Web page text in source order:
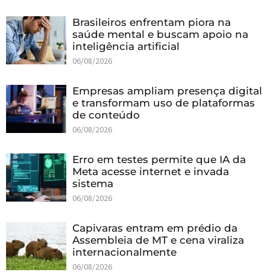
Brasileiros enfrentam piora na
saúde mental e buscam apoio na
inteligência artificial
06/08/2026
Empresas ampliam presença digital
e transformam uso de plataformas
de conteúdo
06/08/2026
Erro em testes permite que IA da
Meta acesse internet e invada
sistema
06/08/2026
Capivaras entram em prédio da
Assembleia de MT e cena viraliza
internacionalmente
06/08/2026